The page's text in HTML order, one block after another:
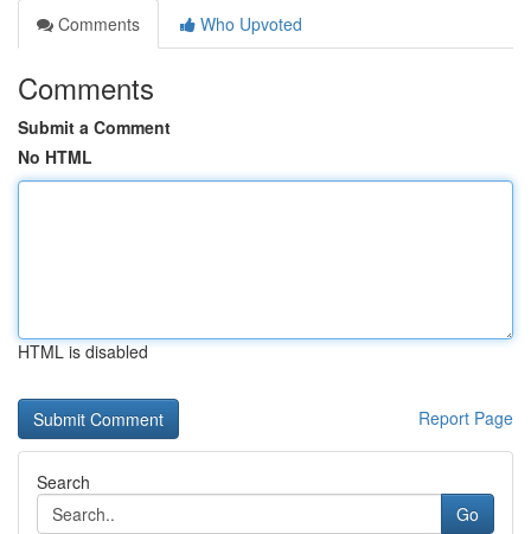
Comments
Who Upvoted
Comments
Submit a Comment
No HTML
HTML is disabled
Report Page
Search
Go